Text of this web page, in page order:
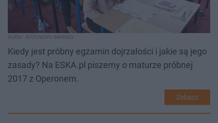
Autor: Archiwum serwisu
Kiedy jest próbny egzamin dojrzałości i jakie są jego
zasady? Na ESKA.pl piszemy o maturze próbnej
2017 z Operonem.
Zobacz